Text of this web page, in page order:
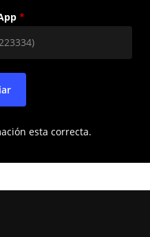
*
esta correcta.